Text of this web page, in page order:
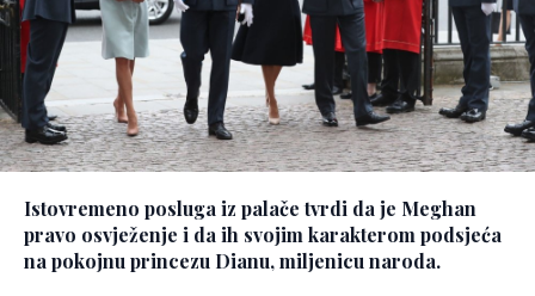
Istovremeno posluga iz palače tvrdi da je Meghan
pravo osvježenje i da ih svojim karakterom podsjeća
na pokojnu princezu Dianu, miljenicu naroda.